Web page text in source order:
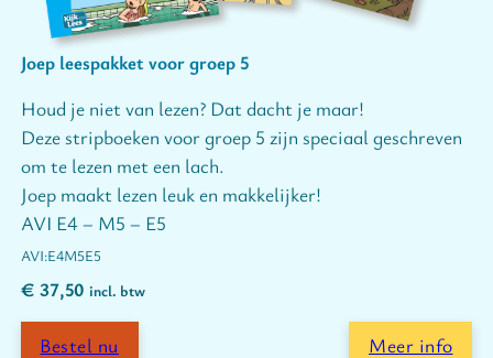
Joep leespakket voor groep 5
Houd je niet van lezen? Dat dacht je maar!
Deze stripboeken voor groep 5 zijn speciaal geschreven
om te lezen met een lach.
Joep maakt lezen leuk en makkelijker!
AVI E4 – M5 – E5
E4M5E5
€ 37,50 incl. btw
Bestel nu Meer info